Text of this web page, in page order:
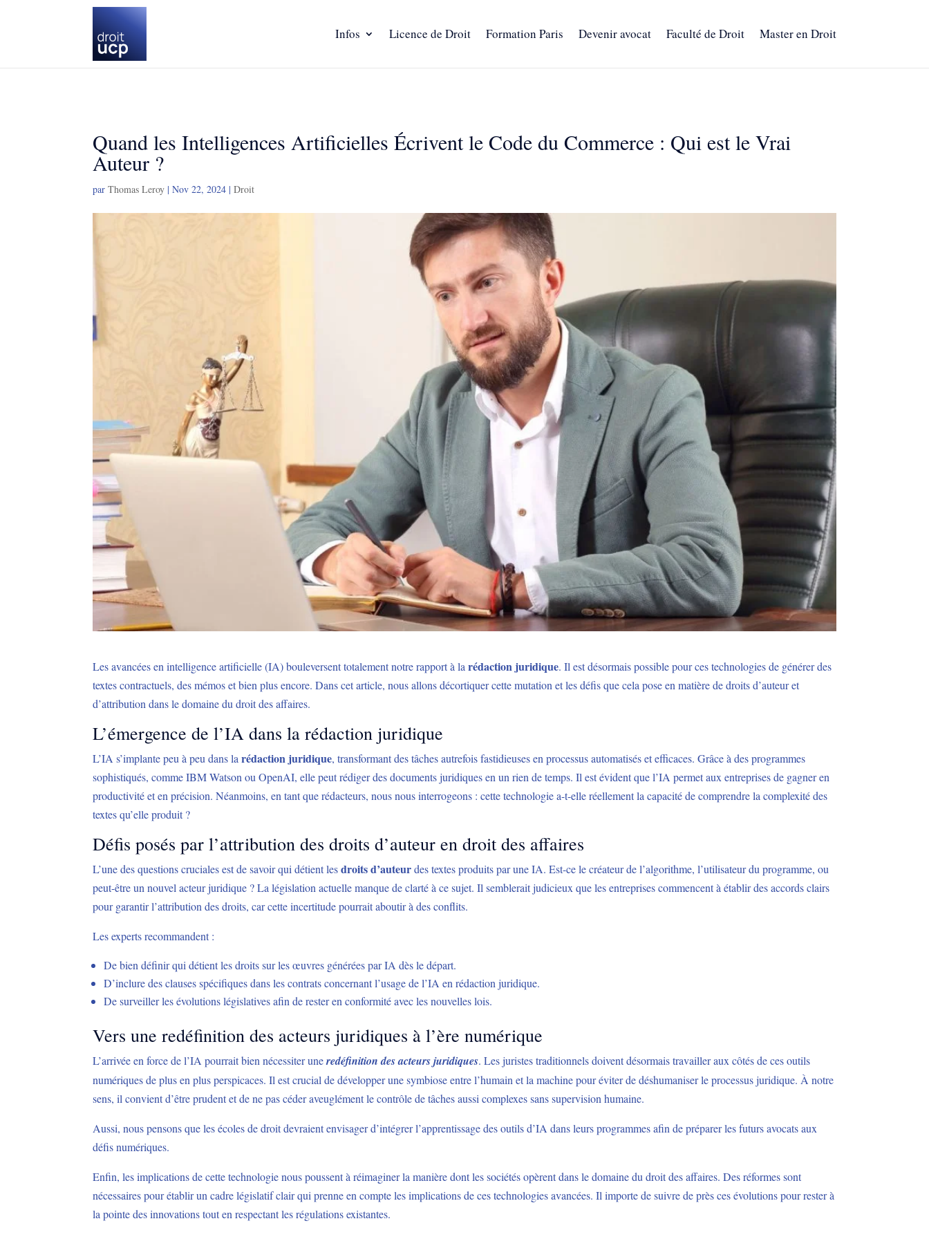
Infos Licence de Droit Formation Paris Devenir avocat Faculté de Droit Master en Droit
Quand les Intelligences Artificielles Écrivent le Code du Commerce : Qui est le Vrai
Auteur ?
parThomas Leroy |Nov 22, 2024 |Droit
Les avancées en intelligence artificielle (IA) bouleversent totalement notre rapport à larédaction juridique. Il est désormais possible pour ces technologies de générer des
textes contractuels, des mémos et bien plus encore. Dans cet article, nous allons décortiquer cette mutation et les défis que cela pose en matière de droits d’auteur et
d’attribution dans le domaine du droit des affaires.
L’émergence de l’IA dans la rédaction juridique
L’IA s’implante peu à peu dans larédaction juridique, transformant des tâches autrefois fastidieuses en processus automatisés et efficaces. Grâce à des programmes
sophistiqués, comme IBM Watson ou OpenAI, elle peut rédiger des documents juridiques en un rien de temps. Il est évident que l’IA permet aux entreprises de gagner en
productivité et en précision. Néanmoins, en tant que rédacteurs, nous nous interrogeons : cette technologie a-t-elle réellement la capacité de comprendre la complexité des
textes qu’elle produit ?
Défis posés par l’attribution des droits d’auteur en droit des affaires
L’une des questions cruciales est de savoir qui détient lesdroits d’auteurdes textes produits par une IA. Est-ce le créateur de l’algorithme, l’utilisateur du programme, ou
peut-être un nouvel acteur juridique ? La législation actuelle manque de clarté à ce sujet. Il semblerait judicieux que les entreprises commencent à établir des accords clairs
pour garantir l’attribution des droits, car cette incertitude pourrait aboutir à des conflits.
Les experts recommandent :
De bien définir qui détient les droits sur les œuvres générées par IA dès le départ.
D’inclure des clauses spécifiques dans les contrats concernant l’usage de l’IA en rédaction juridique.
De surveiller les évolutions législatives afin de rester en conformité avec les nouvelles lois.
Vers une redéfinition des acteurs juridiques à l’ère numérique
L’arrivée en force de l’IA pourrait bien nécessiter uneredéfinition des acteurs juridiques. Les juristes traditionnels doivent désormais travailler aux côtés de ces outils
numériques de plus en plus perspicaces. Il est crucial de développer une symbiose entre l’humain et la machine pour éviter de déshumaniser le processus juridique. À notre
sens, il convient d’être prudent et de ne pas céder aveuglément le contrôle de tâches aussi complexes sans supervision humaine.
Aussi, nous pensons que les écoles de droit devraient envisager d’intégrer l’apprentissage des outils d’IA dans leurs programmes afin de préparer les futurs avocats aux
défis numériques.
Enfin, les implications de cette technologie nous poussent à réimaginer la manière dont les sociétés opèrent dans le domaine du droit des affaires. Des réformes sont
nécessaires pour établir un cadre législatif clair qui prenne en compte les implications de ces technologies avancées. Il importe de suivre de près ces évolutions pour rester à
la pointe des innovations tout en respectant les régulations existantes.